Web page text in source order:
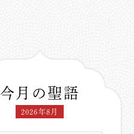
今月の聖語
2026年8月